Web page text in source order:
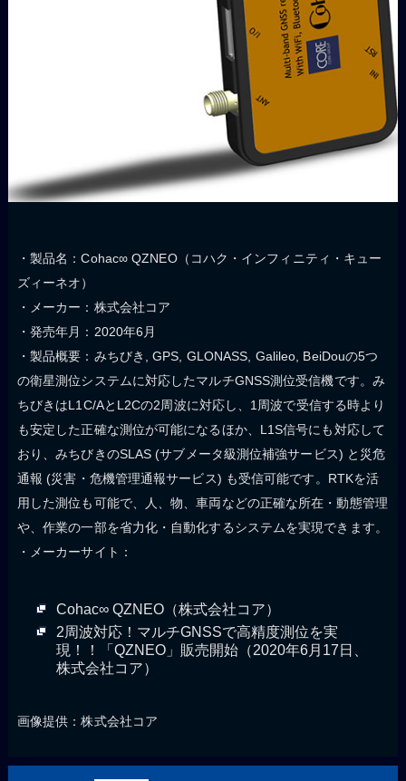
・製品名：Cohac∞ QZNEO（コハク・インフィニティ・キュー
ズィーネオ）
・メーカー：株式会社コア
・発売年月：2020年6月
・製品概要：みちびき, GPS, GLONASS, Galileo, BeiDouの5つ
の衛星測位システムに対応したマルチGNSS測位受信機です。み
ちびきはL1C/AとL2Cの2周波に対応し、1周波で受信する時より
も安定した正確な測位が可能になるほか、L1S信号にも対応して
おり、みちびきのSLAS (サブメータ級測位補強サービス) と災危
通報 (災害・危機管理通報サービス) も受信可能です。RTKを活
用した測位も可能で、人、物、車両などの正確な所在・動態管理
や、作業の一部を省力化・自動化するシステムを実現できます。
・メーカーサイト：
Cohac∞ QZNEO（株式会社コア）
2周波対応！マルチGNSSで高精度測位を実
現！！「QZNEO」販売開始（2020年6月17日、
株式会社コア）
画像提供：株式会社コア